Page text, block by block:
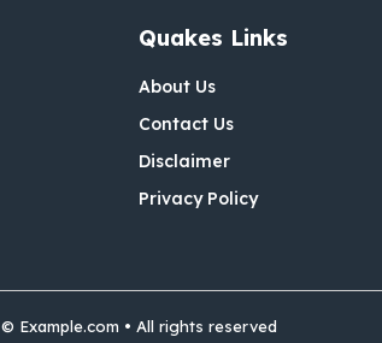
Quakes Links
About Us
Contact Us
Disclaimer
Privacy Policy
© Example.com • All rights reserved